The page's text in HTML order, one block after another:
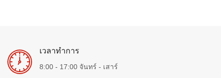
เวลาทำการ
8:00 - 17:00 จันทร์ - เสาร์